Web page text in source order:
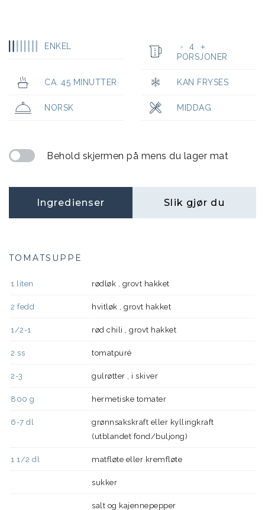
ENKEL - 4 +
PORSJONER
CA. 45 MINUTTER KAN FRYSES
NORSK MIDDAG
Behold skjermen på mens du lager mat
Ingredienser Slik gjør du
TOMATSUPPE
1 liten rødløk , grovt hakket
2 fedd hvitløk , grovt hakket
1/2-1 rød chili , grovt hakket
2 ss tomatpuré
2-3 gulrøtter , i skiver
800 g hermetiske tomater
6-7 dl
grønnsakskraft eller kyllingkraft
(utblandet fond/buljong)
1 1/2 dl matfløte eller kremfløte
sukker
salt og kajennepepper